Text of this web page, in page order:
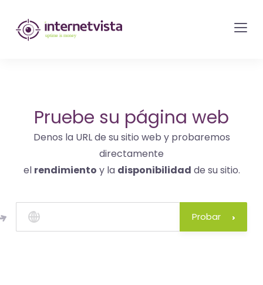
Monitorización
de
del
sitio
web
los
servicios
de
Pruebe su página web
Denos la URL de su sitio web y probaremos
directamente
el rendimiento y la disponibilidad de su sitio.
Probar